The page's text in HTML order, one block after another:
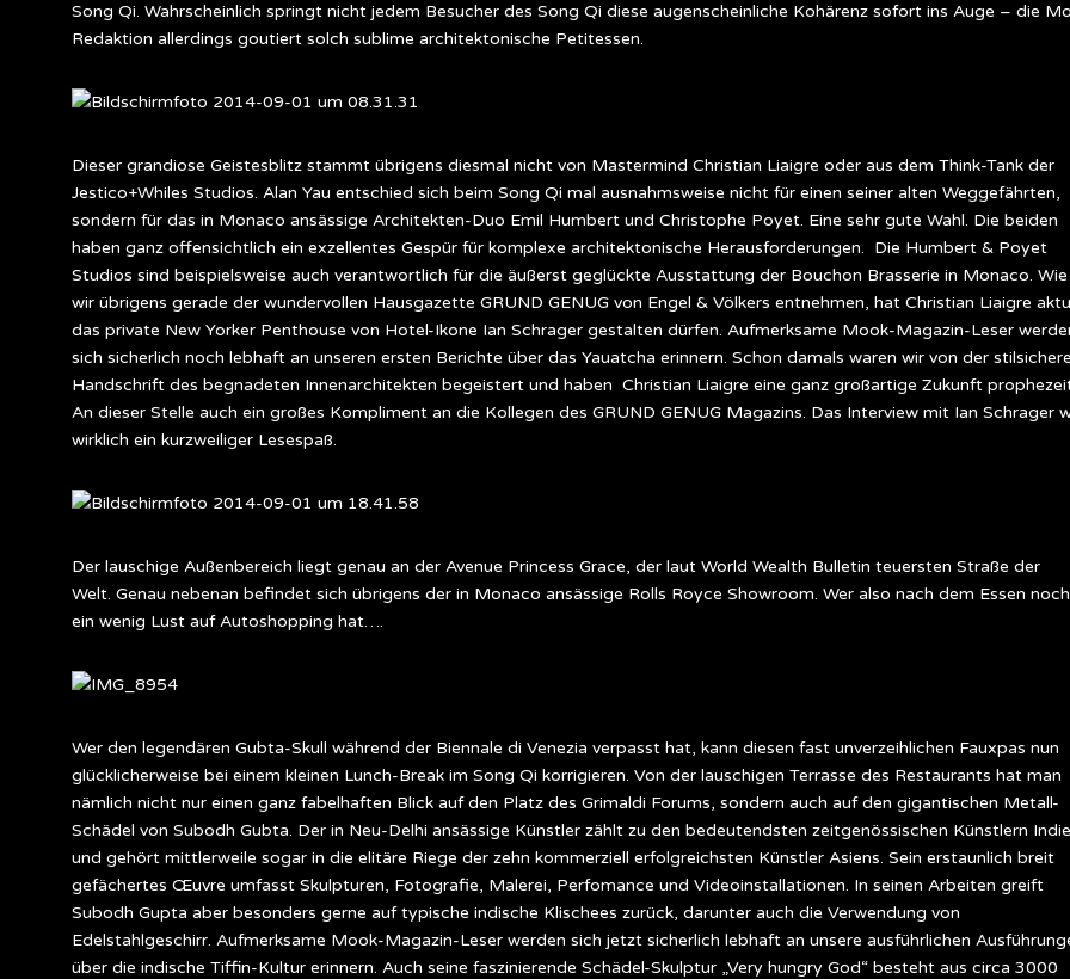
Song Qi. Wahrscheinlich springt nicht jedem Besucher des Song Qi diese augenscheinliche Kohärenz sofort ins Auge – die
Redaktion allerdings goutiert solch sublime architektonische Petitessen.
Dieser grandiose Geistesblitz stammt übrigens diesmal nicht von Mastermind Christian Liaigre oder aus dem Think-Tank der
Jestico+Whiles Studios. Alan Yau entschied sich beim Song Qi mal ausnahmsweise nicht für einen seiner alten Weggefährten,
sondern für das in Monaco ansässige Architekten-Duo Emil Humbert und Christophe Poyet. Eine sehr gute Wahl. Die beiden
haben ganz offensichtlich ein exzellentes Gespür für komplexe architektonische Herausforderungen. Die Humbert & Poyet
Studios sind beispielsweise auch verantwortlich für die äußerst geglückte Ausstattung der Bouchon Brasserie in Monaco. Wie
wir übrigens gerade der wundervollen Hausgazette GRUND GENUG von Engel & Völkers entnehmen, hat Christian Liaigre
das private New Yorker Penthouse von Hotel-Ikone Ian Schrager gestalten dürfen. Aufmerksame Mook-Magazin-Leser
sich sicherlich noch lebhaft an unseren ersten Berichte über das Yauatcha erinnern. Schon damals waren wir von der
Handschrift des begnadeten Innenarchitekten begeistert und haben Christian Liaigre eine ganz großartige Zukunft
An dieser Stelle auch ein großes Kompliment an die Kollegen des GRUND GENUG Magazins. Das Interview mit Ian Schrager
wirklich ein kurzweiliger Lesespaß.
Der lauschige Außenbereich liegt genau an der Avenue Princess Grace, der laut World Wealth Bulletin teuersten Straße der
Welt. Genau nebenan befindet sich übrigens der in Monaco ansässige Rolls Royce Showroom. Wer also nach dem Essen noch
ein wenig Lust auf Autoshopping hat….
Wer den legendären Gubta-Skull während der Biennale di Venezia verpasst hat, kann diesen fast unverzeihlichen Fauxpas nun
glücklicherweise bei einem kleinen Lunch-Break im Song Qi korrigieren. Von der lauschigen Terrasse des Restaurants hat man
nämlich nicht nur einen ganz fabelhaften Blick auf den Platz des Grimaldi Forums, sondern auch auf den gigantischen Metall-
Schädel von Subodh Gubta. Der in Neu-Delhi ansässige Künstler zählt zu den bedeutendsten zeitgenössischen Künstlern
und gehört mittlerweile sogar in die elitäre Riege der zehn kommerziell erfolgreichsten Künstler Asiens. Sein erstaunlich breit
gefächertes Œuvre umfasst Skulpturen, Fotografie, Malerei, Perfomance und Videoinstallationen. In seinen Arbeiten greift
Subodh Gupta aber besonders gerne auf typische indische Klischees zurück, darunter auch die Verwendung von
Edelstahlgeschirr. Aufmerksame Mook-Magazin-Leser werden sich jetzt sicherlich lebhaft an unsere ausführlichen
über die indische Tiffin-Kultur erinnern. Auch seine faszinierende Schädel-Skulptur „Very hungry God“ besteht aus circa 3000